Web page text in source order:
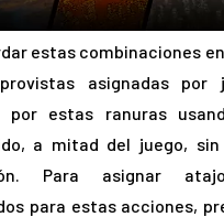
estas combinaciones
asignadas por
por estas ranuras
a mitad del juego,
Para asignar
para estas acciones,